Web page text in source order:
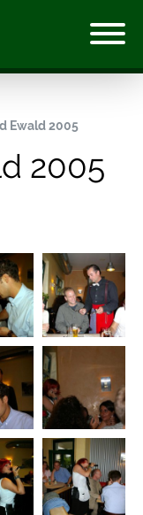
Ewald 2005
2005